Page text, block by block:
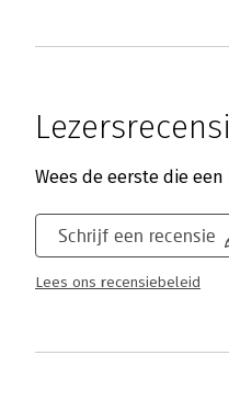
Wees de eerste die
Schrijf een recensie
Lees ons recensiebeleid